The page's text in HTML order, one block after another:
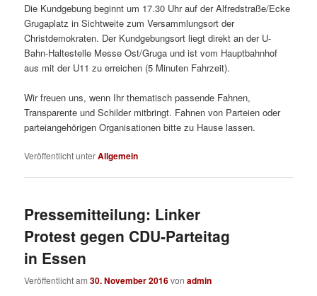
Die Kundgebung beginnt um 17.30 Uhr auf der Alfredstraße/Ecke
Grugaplatz in Sichtweite zum Versammlungsort der
Christdemokraten. Der Kundgebungsort liegt direkt an der U-
Bahn-Haltestelle Messe Ost/Gruga und ist vom Hauptbahnhof
aus mit der U11 zu erreichen (5 Minuten Fahrzeit).
Wir freuen uns, wenn Ihr thematisch passende Fahnen,
Transparente und Schilder mitbringt. Fahnen von Parteien oder
parteiangehörigen Organisationen bitte zu Hause lassen.
Veröffentlicht unterAllgemein
Pressemitteilung: Linker
Protest gegen CDU-Parteitag
in Essen
Veröffentlicht am30. November 2016vonadmin